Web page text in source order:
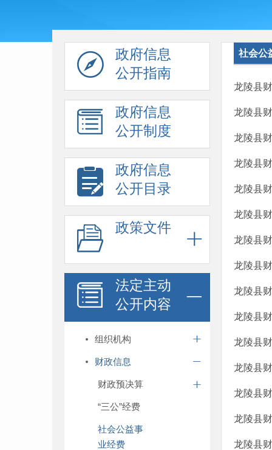
政府信息
公开指南
政府信息
公开制度
政府信息
公开目录
政策文件
法定主动
公开内容
组织机构
财政信息
财政预决算
“三公”经费
社会公益事
业经费
社会公
龙陵县
龙陵县
龙陵县
龙陵县
龙陵县
龙陵县
龙陵县
龙陵县
龙陵县
龙陵县
龙陵县
龙陵县
龙陵县
龙陵县
龙陵县